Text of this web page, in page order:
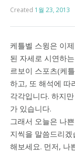
Created 1월 23, 2013
케틀벨 스윙은 이
된 자세로 시연하
르보이 스포츠(케
하고, 또 해석에 따
각각입니다. 하지
가 있습니다.
그래서 오늘은 나
지씩을 말씀드리
해보세요. 먼저, 나